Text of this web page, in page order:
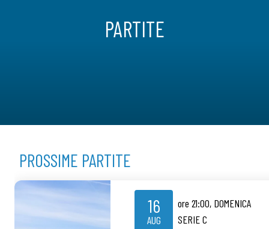
PARTITE
PROSSIME PARTITE
16
AUG
ore 21:00, DOMENICA
SERIE C